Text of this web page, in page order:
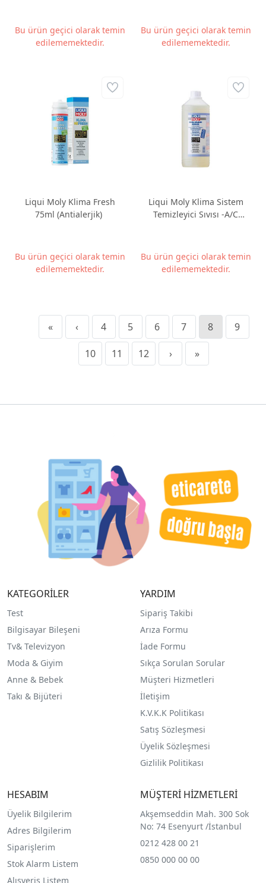
Bu ürün geçici olarak temin
edilememektedir.
Bu ürün geçici olarak temin
edilememektedir.
Liqui Moly Klima Fresh
75ml (Antialerjik)
Bu ürün geçici olarak temin
edilememektedir.
Liqui Moly Klima Sistem
Temizleyici Sıvısı -A/C
Bu ürün geçici olarak temin
edilememektedir.
« ‹ 4 5 6 7 8 9
10 11 12 › »
KATEGORİLER
Test
Bilgisayar Bileşeni
Tv& Televizyon
Moda & Giyim
Anne & Bebek
Takı & Bijüteri
YARDIM
Sipariş Takibi
Arıza Formu
İade Formu
Sıkça Sorulan Sorular
Müşteri Hizmetleri
İletişim
K.V.K.K Politikası
Satış Sözleşmesi
Üyelik Sözleşmesi
Gizlilik Politikası
HESABIM
Üyelik Bilgilerim
Adres Bilgilerim
Siparişlerim
Stok Alarm Listem
Alışveriş Listem
MÜŞTERİ HİZMETLERİ
Akşemseddin Mah. 300 Sok
No: 74 Esenyurt /İstanbul
0212 428 00 21
0850 000 00 00